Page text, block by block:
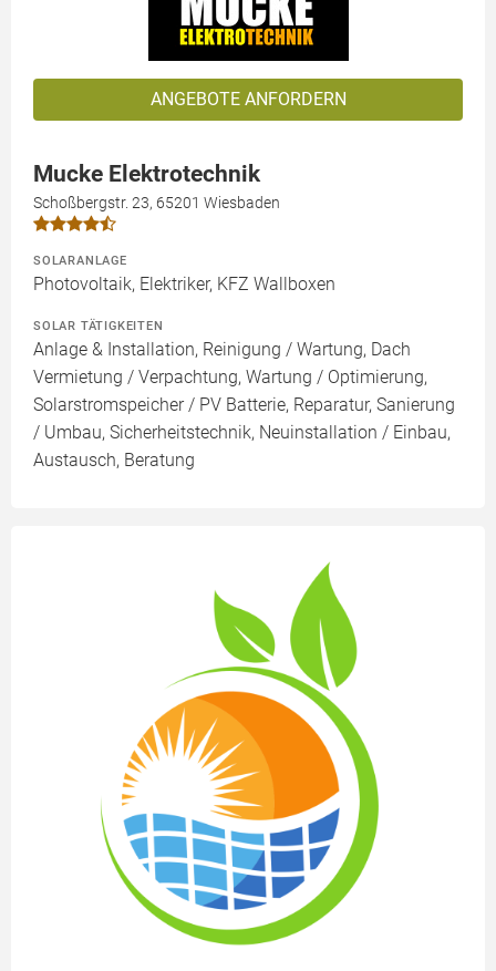
ANGEBOTE ANFORDERN
Mucke Elektrotechnik
Schoßbergstr. 23, 65201 Wiesbaden
SOLARANLAGE
Photovoltaik, Elektriker, KFZ Wallboxen
SOLAR TÄTIGKEITEN
Anlage & Installation, Reinigung / Wartung, Dach
Vermietung / Verpachtung, Wartung / Optimierung,
Solarstromspeicher / PV Batterie, Reparatur, Sanierung
/ Umbau, Sicherheitstechnik, Neuinstallation / Einbau,
Austausch, Beratung